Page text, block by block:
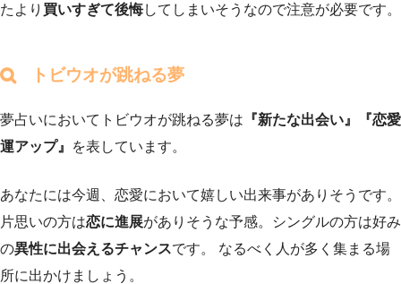
たより 買いすぎて後悔してしまいそうなので注意が必要です。
トビウオが跳ねる夢
夢占いにおいてトビウオが跳ねる夢は 『新たな出会い』『恋愛
運アップ』
を表しています。
あなたには今週、恋愛において嬉しい出来事がありそうです。
片思いの方は恋に進展がありそうな予感。シングルの方は好み
の異性に出会えるチャンスです。 なるべく人が多く集まる場
所に出かけましょう。